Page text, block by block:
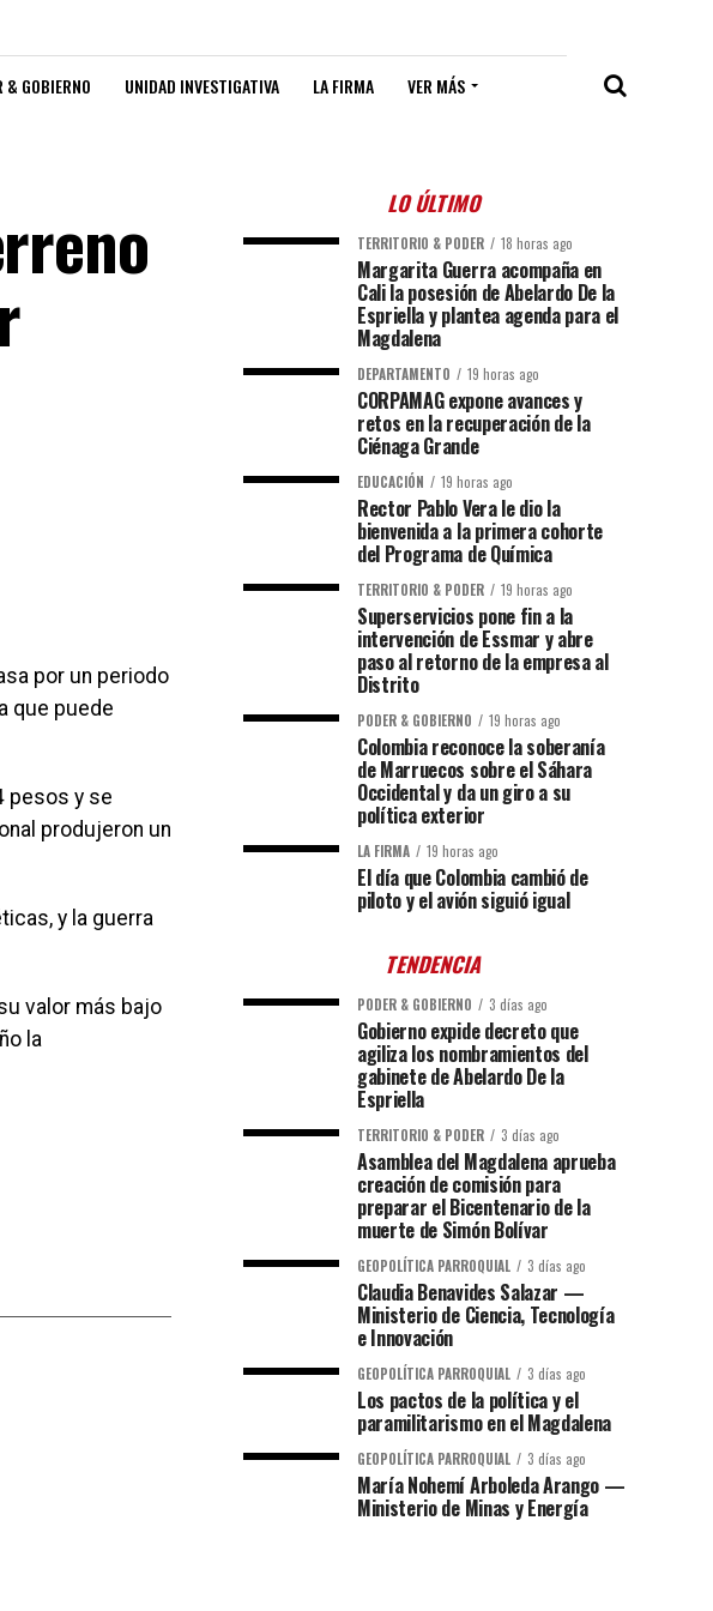
& GOBIERNO UNIDAD INVESTIGATIVA LA FIRMA VER MÁS
por un periodo
que puede
pesos y se
produjeron un
y la guerra
valor más bajo
la
LO ÚLTIMO
TERRITORIO & PODER 18 horas ago
Margarita Guerra acompaña en
Cali la posesión de Abelardo De la
Espriella y plantea agenda para el
Magdalena
DEPARTAMENTO 19 horas ago
CORPAMAG expone avances y
retos en la recuperación de la
Ciénaga Grande
EDUCACIÓN 19 horas ago
Rector Pablo Vera le dio la
bienvenida a la primera cohorte
del Programa de Química
TERRITORIO & PODER 19 horas ago
Superservicios pone fin a la
intervención de Essmar y abre
paso al retorno de la empresa al
Distrito
PODER & GOBIERNO 19 horas ago
Colombia reconoce la soberanía
de Marruecos sobre el Sáhara
Occidental y da un giro a su
política exterior
LA FIRMA 19 horas ago
El día que Colombia cambió de
piloto y el avión siguió igual
TENDENCIA
PODER & GOBIERNO 3 días ago
Gobierno expide decreto que
agiliza los nombramientos del
gabinete de Abelardo De la
Espriella
TERRITORIO & PODER 3 días ago
Asamblea del Magdalena aprueba
creación de comisión para
preparar el Bicentenario de la
muerte de Simón Bolívar
GEOPOLÍTICA PARROQUIAL 3 días ago
Claudia Benavides Salazar —
Ministerio de Ciencia, Tecnología
e Innovación
GEOPOLÍTICA PARROQUIAL 3 días ago
Los pactos de la política y el
paramilitarismo en el Magdalena
GEOPOLÍTICA PARROQUIAL 3 días ago
María Nohemí Arboleda Arango —
Ministerio de Minas y Energía